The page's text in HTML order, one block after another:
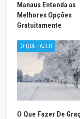
Manaus Entenda as
Melhores Opções
Gratuitamente
O QUE FAZER
O Que Fazer De